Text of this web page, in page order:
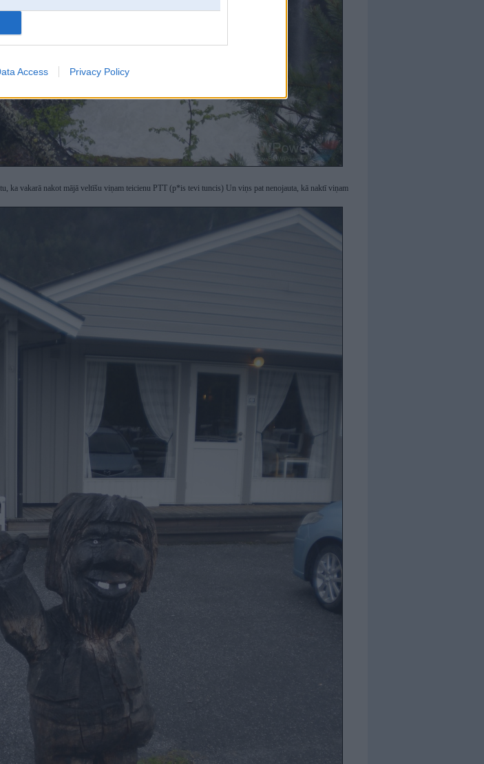
Access Privacy Policy
ka vakarā nakot mājā veltīšu viņam teicienu PTT (p*is tevi tuncis) Un viņs pat nenojauta, kā naktī viņam